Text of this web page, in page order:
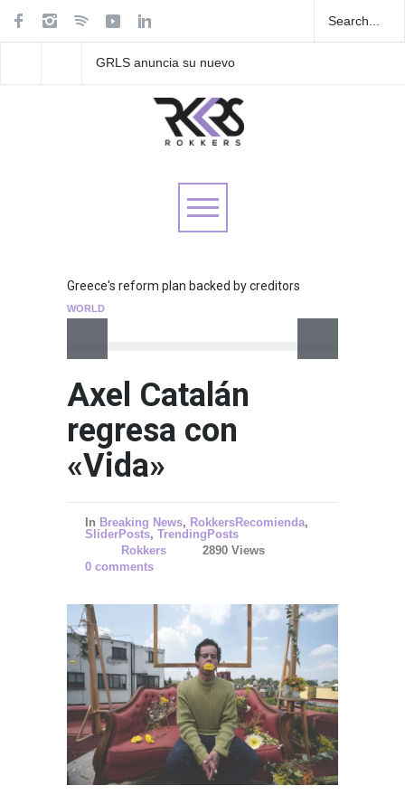
Las Fokin Biches anuncian
Greece's reform plan backed by creditors
WORLD
Axel Catalán
regresa con
«Vida»
In Breaking News, RokkersRecomienda,
SliderPosts, TrendingPosts
Rokkers
2890 Views
0 comments